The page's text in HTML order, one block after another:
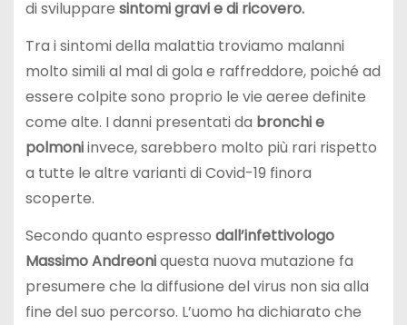
di sviluppare sintomi gravi e di ricovero.
Tra i sintomi della malattia troviamo malanni
molto simili al mal di gola e raffreddore, poiché ad
essere colpite sono proprio le vie aeree definite
come alte. I danni presentati da bronchi e
polmoniinvece, sarebbero molto più rari rispetto
a tutte le altre varianti di Covid-19 finora
scoperte.
Secondo quanto espresso dall’infettivologo
MassimoAndreoniquesta nuova mutazione fa
presumere che la diffusione del virus non sia alla
fine del suo percorso. L’uomo ha dichiarato che